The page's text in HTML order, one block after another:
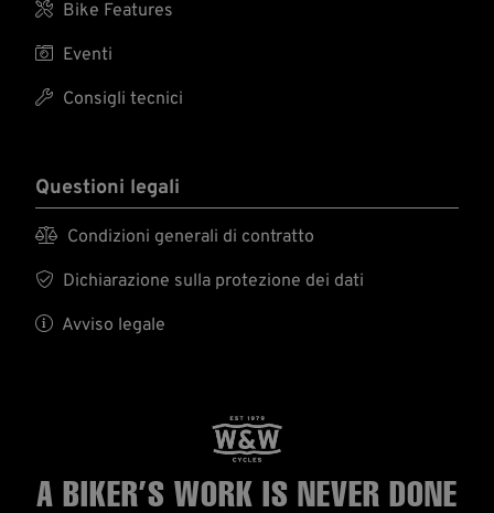
 Bike Features
 Eventi
 Consigli tecnici
Questioni legali
 Condizioni generali di contratto
 Dichiarazione sulla protezione dei dati
 Avviso legale
A BIKER’S WORK IS NEVER DONE